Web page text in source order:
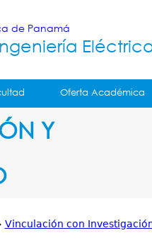
de Panamá
Oferta Académica
Y
Vinculación con